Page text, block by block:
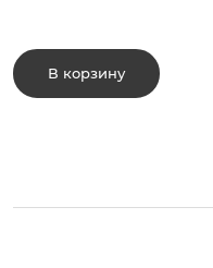
В корзину